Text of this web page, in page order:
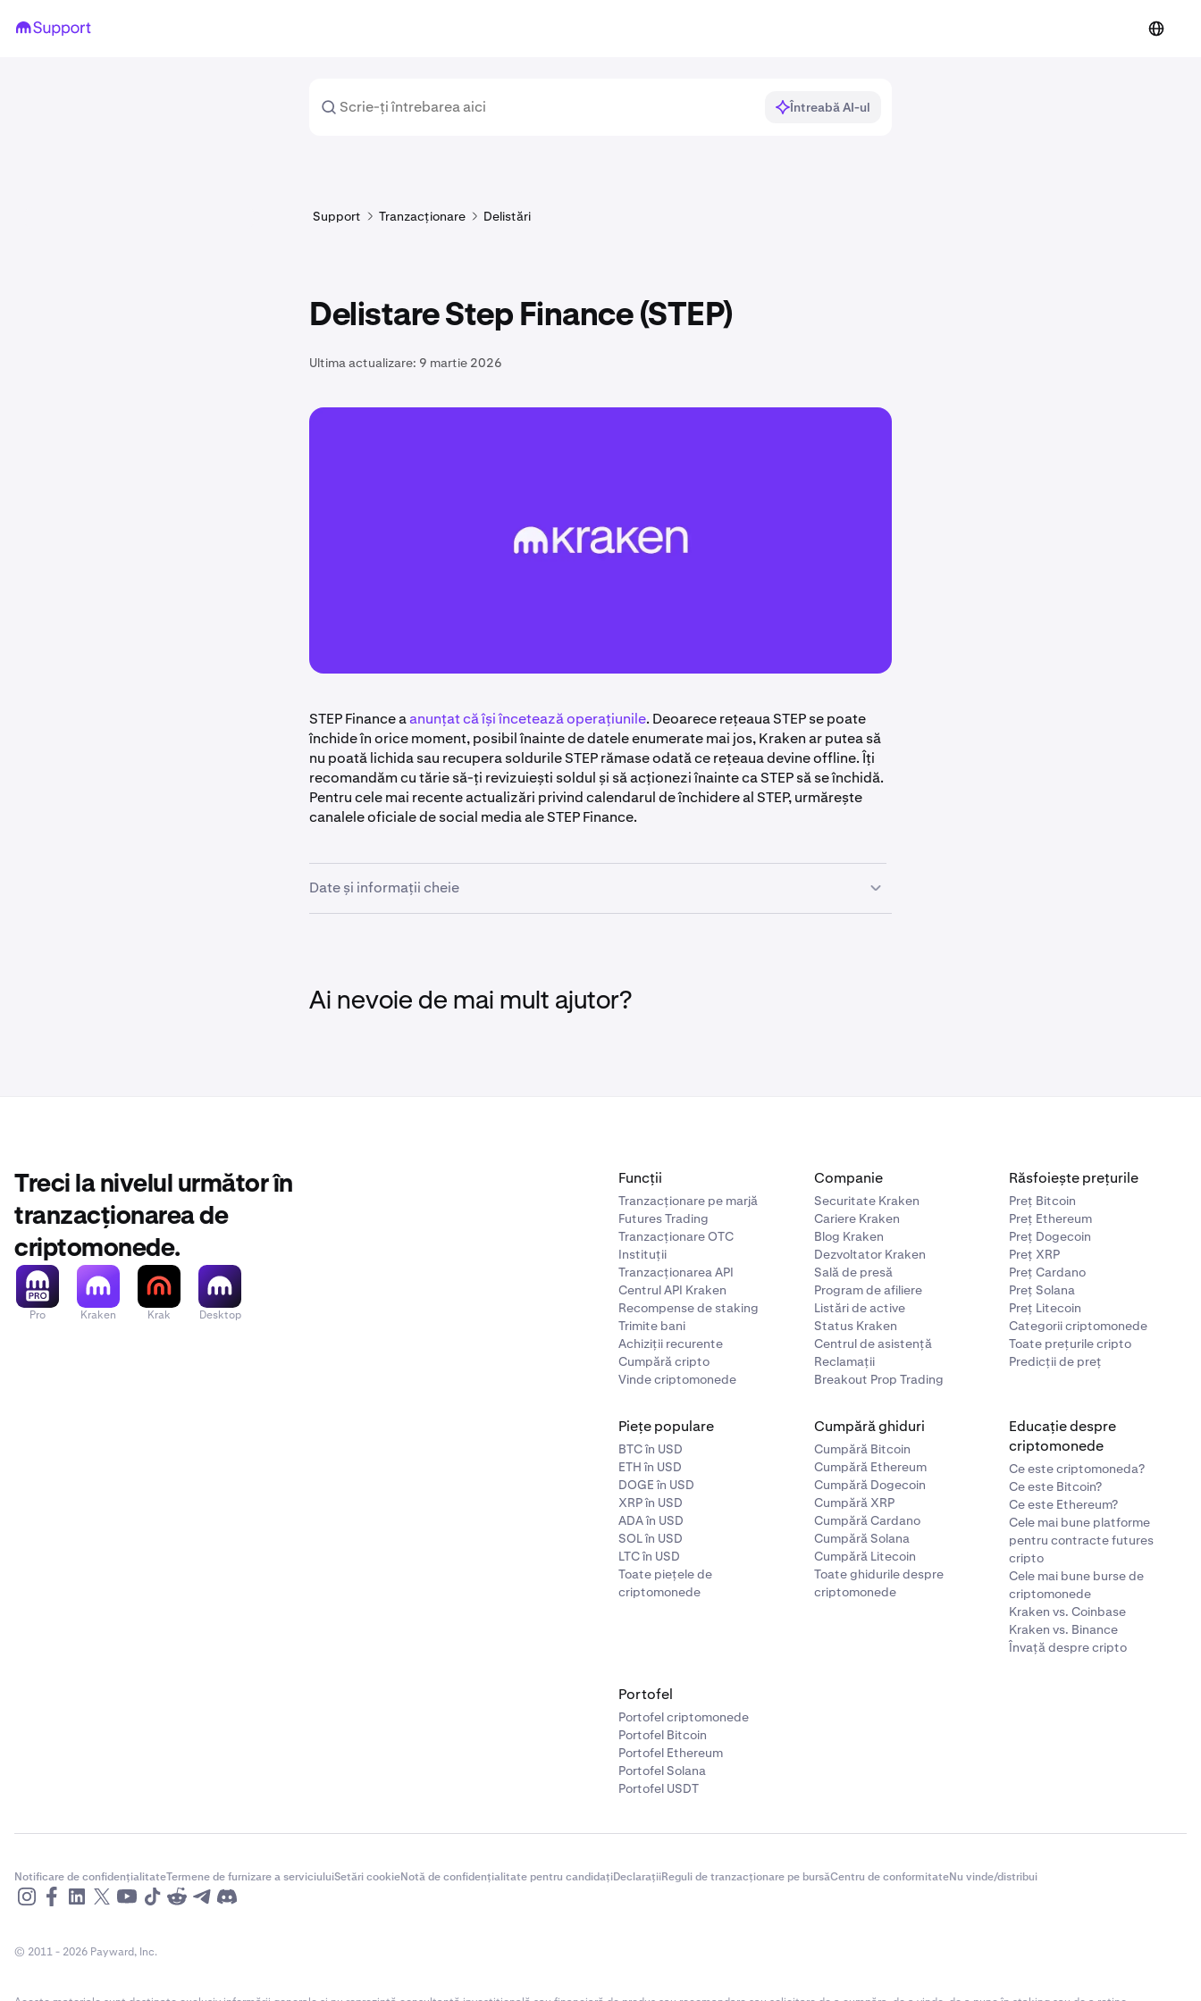
Întreabă AI-ul
Support Tranzacționare Delistări
Delistare Step Finance (STEP)
Ultima actualizare: 9 martie 2026
STEP Finance aanunțat că își încetează operațiunile. Deoarece rețeaua STEP se poate
închide în orice moment, posibil înainte de datele enumerate mai jos, Kraken ar putea să
nu poată lichida sau recupera soldurile STEP rămase odată ce rețeaua devine offline. Îți
recomandăm cu tărie să-ți revizuiești soldul și să acționezi înainte ca STEP să se închidă.
Pentru cele mai recente actualizări privind calendarul de închidere al STEP, urmărește
canalele oficiale de social media ale STEP Finance.
Date și informații cheie
• 19 iunie - 29 iunie : Soldurile rămase vor fi lichidate
Ai nevoie de mai mult ajutor?
Treci la nivelul următor în
tranzacționarea de
criptomonede.
Pro Kraken Krak Desktop
Funcții
Tranzacționare pe marjă
Futures Trading
Tranzacționare OTC
Instituții
Tranzacționarea API
Centrul API Kraken
Recompense de staking
Trimite bani
Achiziții recurente
Cumpără cripto
Vinde criptomonede
Companie
Securitate Kraken
Cariere Kraken
Blog Kraken
Dezvoltator Kraken
Sală de presă
Program de afiliere
Listări de active
Status Kraken
Centrul de asistență
Reclamații
Breakout Prop Trading
Răsfoiește prețurile
Preț Bitcoin
Preț Ethereum
Preț Dogecoin
Preț XRP
Preț Cardano
Preț Solana
Preț Litecoin
Categorii criptomonede
Toate prețurile cripto
Predicții de preț
Piețe populare
BTC în USD
ETH în USD
DOGE în USD
XRP în USD
ADA în USD
SOL în USD
LTC în USD
Toate piețele de
criptomonede
Cumpără ghiduri
Cumpără Bitcoin
Cumpără Ethereum
Cumpără Dogecoin
Cumpără XRP
Cumpără Cardano
Cumpără Solana
Cumpără Litecoin
Toate ghidurile despre
criptomonede
Educație despre
criptomonede
Ce este criptomoneda?
Ce este Bitcoin?
Ce este Ethereum?
Cele mai bune platforme
pentru contracte futures
cripto
Cele mai bune burse de
criptomonede
Kraken vs. Coinbase
Kraken vs. Binance
Învață despre cripto
Portofel
Portofel criptomonede
Portofel Bitcoin
Portofel Ethereum
Portofel Solana
Portofel USDT
Notificare de confidențialitateTermene de furnizare a serviciuluiSetări cookieNotă de confidențialitate pentru candidațiDeclarațiiReguli de tranzacționare pe bursăCentru de conformitateNu vinde/distribui
© 2011 - 2026 Payward, Inc.